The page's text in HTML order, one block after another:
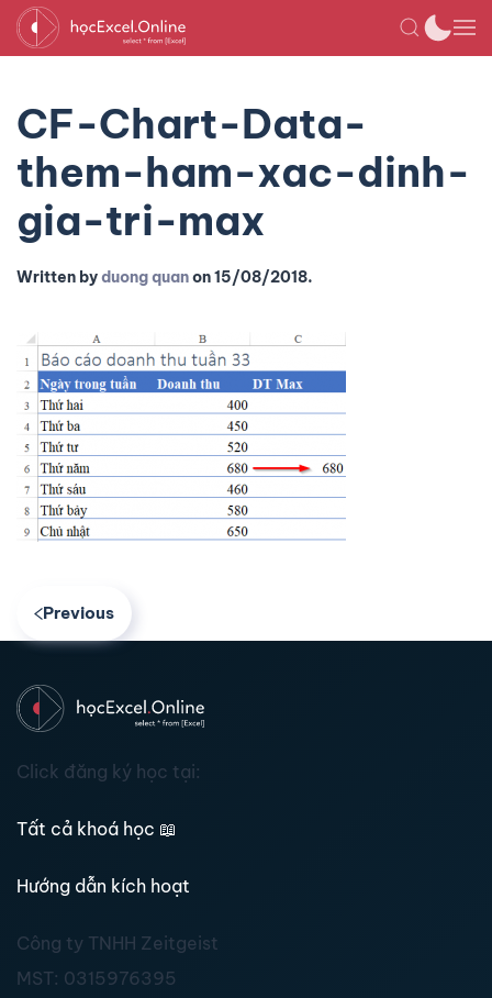
CF-Chart-Data-
them-ham-xac-dinh-
gia-tri-max
Written byduong quanon15/08/2018.
Previous
Click đăng ký học tại:
Tất cả khoá học 📖
Hướng dẫn kích hoạt
Công ty TNHH Zeitgeist
MST: 0315976395